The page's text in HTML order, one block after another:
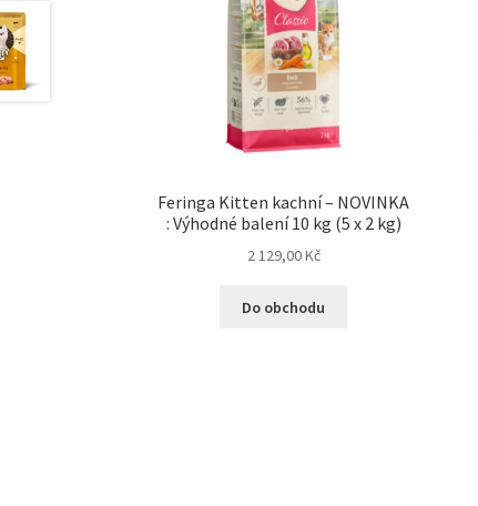
Feringa Kitten kachní – NOVINKA
: Výhodné balení 10 kg (5 x 2 kg)
2 129,00Kč
Do obchodu